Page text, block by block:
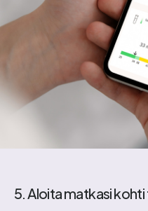
5. Aloita matkasi